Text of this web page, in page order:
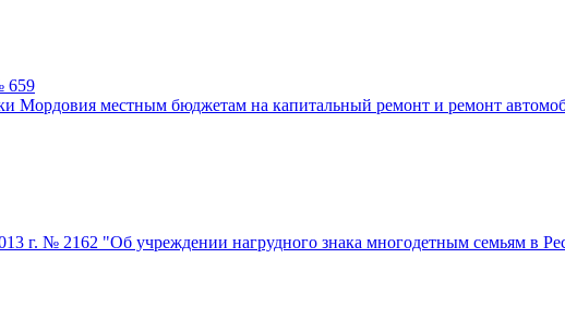
659
Мордовия местным бюджетам на капитальный ремонт и ремонт
г. № 2162 "Об учреждении нагрудного знака многодетным семьям в